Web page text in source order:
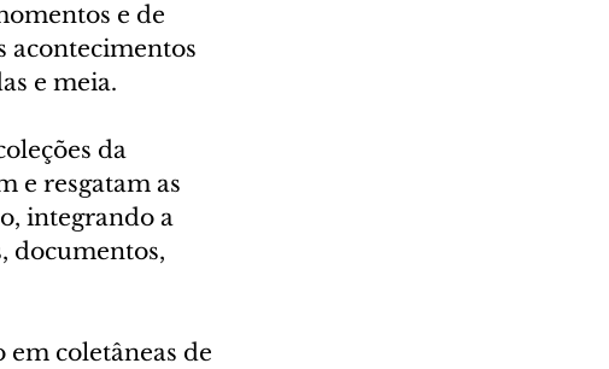
e de
acontecimentos
e meia.
da
e resgatam as
integrando a
documentos,
coletâneas de